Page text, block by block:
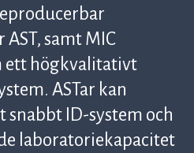
samt MIC
ett högkvalitativt
ASTar kan
snabbt ID-system och
laboratoriekapacitet